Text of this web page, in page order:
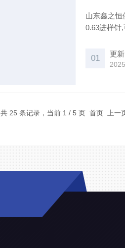
山东鑫之恒
0.63进样针
01 更
共 25 条记录，当前 1 / 5 页 首页 上一